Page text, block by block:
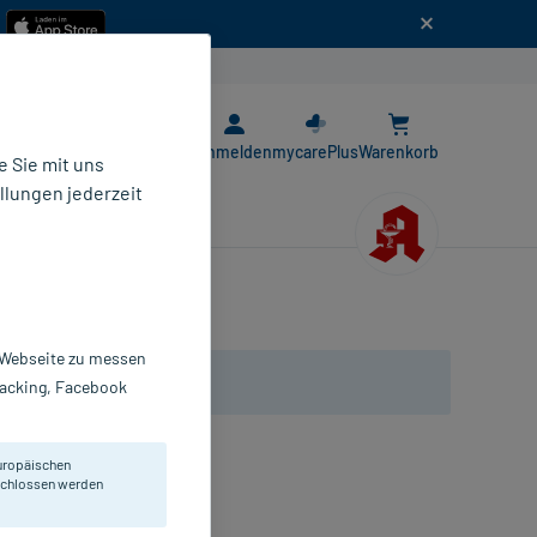
AnmeldenmycarePlusWarenkorb
Sie mit uns
jederzeit
zu messen
Facebook
werden